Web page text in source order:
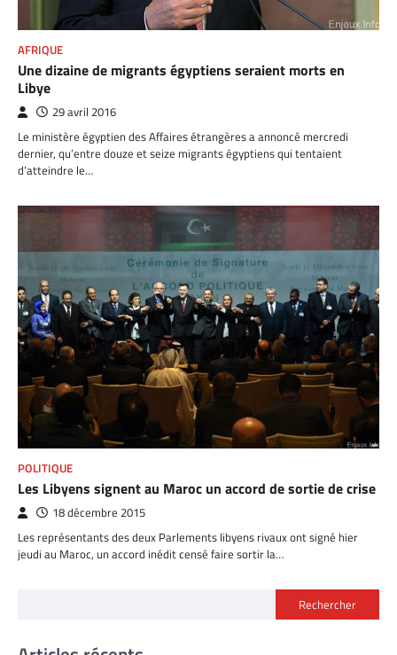
AFRIQUE
Une dizaine de migrants égyptiens seraient morts en
Libye
29 avril 2016
Le ministère égyptien des Affaires étrangères a annoncé mercredi
dernier, qu’entre douze et seize migrants égyptiens qui tentaient
d’atteindre le…
POLITIQUE
Les Libyens signent au Maroc un accord de sortie de crise
18 décembre 2015
Les représentants des deux Parlements libyens rivaux ont signé hier
jeudi au Maroc, un accord inédit censé faire sortir la…
Rechercher